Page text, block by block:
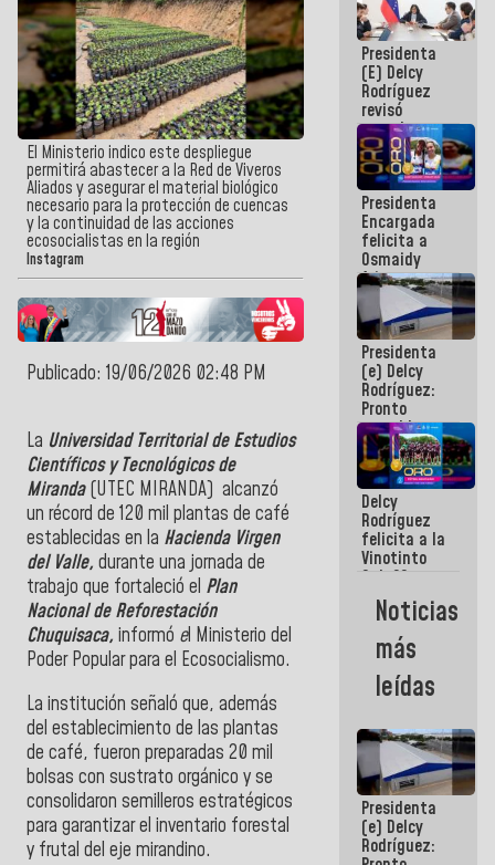
El Ministerio indico este despliegue
permitirá abastecer a la Red de Viveros
Aliados y asegurar el material biológico
necesario para la protección de cuencas
y la continuidad de las acciones
ecosocialistas en la región
Instagram
Publicado: 19/06/2026 02:48 PM
La Universidad Territorial de Estudios
Científicos y Tecnológicos de
Miranda(UTEC MIRANDA) alcanzó
un récord de 120 mil plantas de café
establecidas en la Hacienda Virgen
del Valle, durante una jornada de
trabajo que fortaleció el Plan
Nacional de Reforestación
Chuquisaca, informó el Ministerio del
Poder Popular para el Ecosocialismo.
La institución señaló que, además
del establecimiento de las plantas
de café, fueron preparadas 20 mil
bolsas con sustrato orgánico y se
consolidaron semilleros estratégicos
para garantizar el inventario forestal
y frutal del eje mirandino.
Venezuela
en Juegos
Centroamericanos
y del Caribe
2026
Presidenta
(E) Delcy
Rodríguez
revisó
agenda
económica y
ejecución de
fondos de
emergencia
post-sismos
Presidenta
Encargada
felicita a
Osmaidy
Arias y
Giraly
Marcano por
hacer
historia en
los
Centroamericanos
Presidenta
(e) Delcy
Rodríguez:
Pronto
restableceremos
las
operaciones
en el
Aeropuerto
Internacional
de
Maiquetía
Delcy
Rodríguez
felicita a la
Vinotinto
Sub 20
campeona
frente
México Sub
23 en los
Centroamericanos
Noticias
más
leídas
Presidenta
(e) Delcy
Rodríguez: